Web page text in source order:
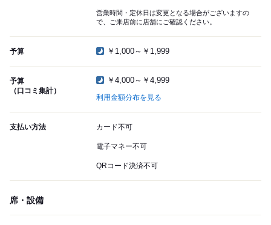
営業時間・定休日は変更となる場合がございますの
で、ご来店前に店舗にご確認ください。
予算 ￥1,000～￥1,999
予算
（口コミ集計）
￥4,000～￥4,999
利用金額分布を見る
支払い方法 カード不可
電子マネー不可
QRコード決済不可
席・設備